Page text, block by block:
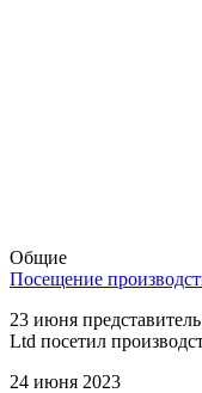
Общие
Посещение
23 июня
Ltd посетил
24 июня 2023